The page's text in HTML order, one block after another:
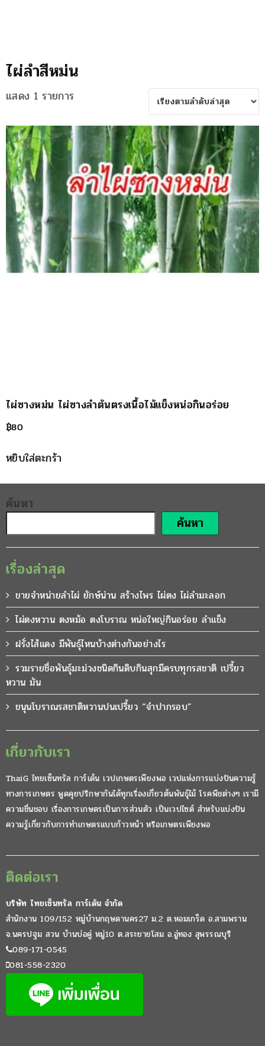
ไผ่ลำสีหม่น
แสดง 1 รายการ
ไผ่ซางหม่น ไผ่ซางลำต้นตรงเนื้อไม้แข็งหน่อกินอร่อย
฿80
หยิบใส่ตะกร้า
ค้นหา
ค้นหา
เรื่องล่าสุด
ขายจำหน่ายลำไผ่ ยักษ์น่าน สร้างไพร ไผ่ตง ไผ่ลำมะลอก
ไผ่ตงหวาน ตงหม้อ ตงโบราณ หน่อใหญ่กินอร่อย ลำแข็ง
ฝรั่งไส้แดง มีพันธุ์ไหนบ้างต่างกันอย่างไร
รวมรายชื่อพันธุ์มะม่วงชนิดกินดิบกินสุกมีครบทุกรสชาติ เปรี้ยว
หวาน มัน
ขนุนโบราณรสชาติหวานปนเปรี้ยว “จำปากรอบ”
เกี่ยวกับเรา
ThaiG ไทยเซ็นทรัล การ์เด้น เวปเกษตรเพียงพอ เวปแห่งการแบ่งปันความรู้
ทางการเกษตร พูดคุยปรึกษากันได้ทุกเรื่องเกี่ยวต้นพันธุ์ไม้ โรคพืชต่างๆ เรามี
ความชื่นชอบ เรื่องการเกษตรเป็นการส่วนตัว เป็นเวปไซต์ สำหรับแบ่งปัน
ความรู้เกี่ยวกับการทำเกษตรแบบก้าวหน้า หรือเกษตรเพียงพอ
ติดต่อเรา
บริษัท ไทยเซ็นทรัล การ์เด้น จำกัด
สำนักงาน 109/152 หมู่บ้านกฤษดานคร27 ม.2 ต.หอมเกร็ด อ.สามพราน
จ.นครปฐม สวน บ้านบ่อคู่ หมู่10 ต.สระยายโสม อ.อู่ทอง สุพรรณบุรี
089-171-0545
081-558-2320